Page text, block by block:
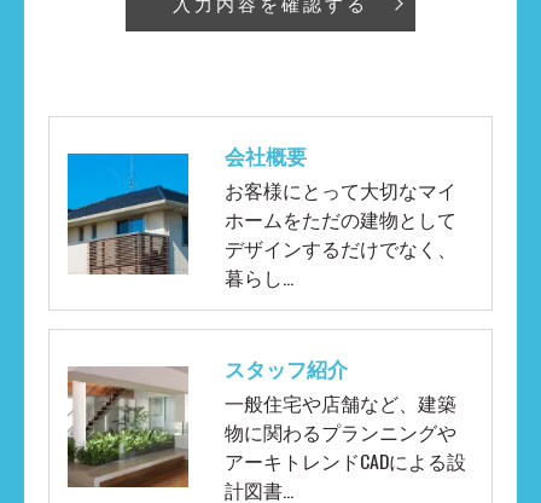
会社概要
お客様にとって大切なマイ
ホームをただの建物として
デザインするだけでなく、
暮らし…
スタッフ紹介
一般住宅や店舗など、建築
物に関わるプランニングや
アーキトレンドCADによる設
計図書…